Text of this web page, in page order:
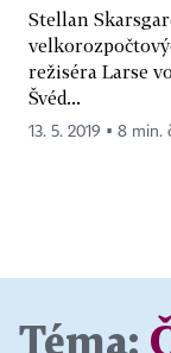
Stellan
režiséra Larse
Švéd...
13. 5. 2019 ▪ 8 min.
Téma: